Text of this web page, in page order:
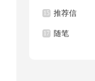
15 推荐信
17 随笔